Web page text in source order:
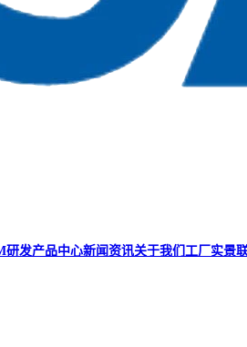
研发产品中心新闻资讯关于我们 工厂实景